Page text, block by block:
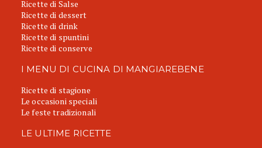
Ricette di Salse
Ricette di dessert
Ricette di drink
Ricette di spuntini
Ricette di conserve
I MENU DI CUCINA DI MANGIAREBENE
Ricette di stagione
Le occasioni speciali
Le feste tradizionali
LE ULTIME RICETTE